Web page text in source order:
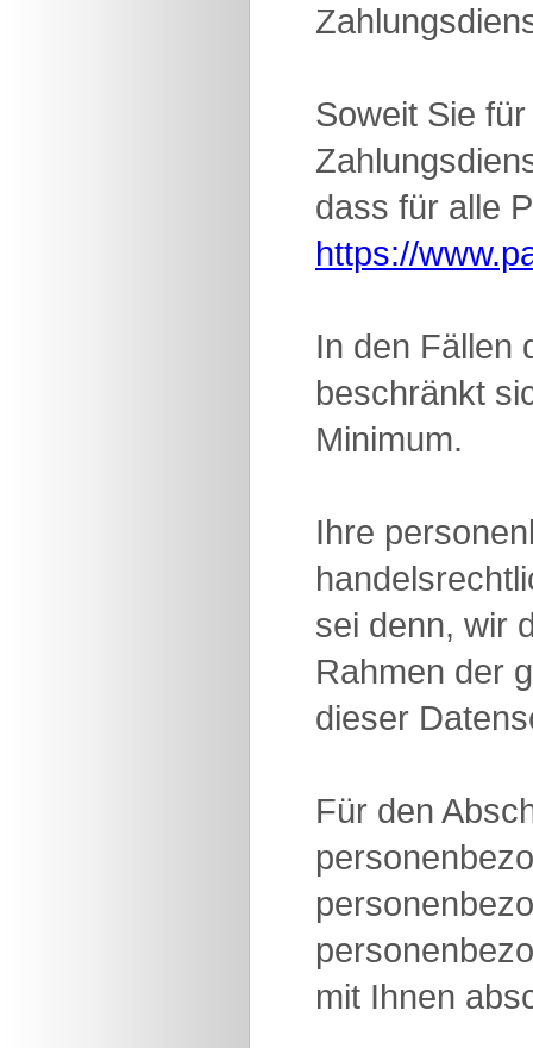
Soweit Sie
dass für alle
https://
In den Fällen
beschränkt
Minimum.
Ihre
sei denn, wir
Rahmen der
dieser
Für den
mit Ihnen